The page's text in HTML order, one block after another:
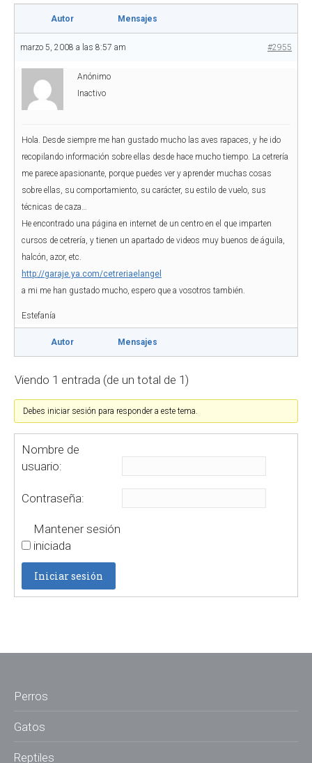
Autor Mensajes
marzo 5, 2008 a las 8:57 am #2955
Anónimo
Inactivo
Hola. Desde siempre me han gustado mucho las aves rapaces, y he ido
recopilando información sobre ellas desde hace mucho tiempo. La cetrería
me parece apasionante, porque puedes ver y aprender muchas cosas
sobre ellas, su comportamiento, su carácter, su estilo de vuelo, sus
técnicas de caza…
He encontrado una página en internet de un centro en el que imparten
cursos de cetrería, y tienen un apartado de videos muy buenos de águila,
halcón, azor, etc.
http://garaje.ya.com/cetreriaelangel
a mi me han gustado mucho, espero que a vosotros también.
Estefanía
Autor Mensajes
Viendo 1 entrada (de un total de 1)
Debes iniciar sesión para responder a este tema.
Nombre de
usuario:
Contraseña:
Mantener sesión
iniciada
Iniciar sesión
Perros
Gatos
Reptiles